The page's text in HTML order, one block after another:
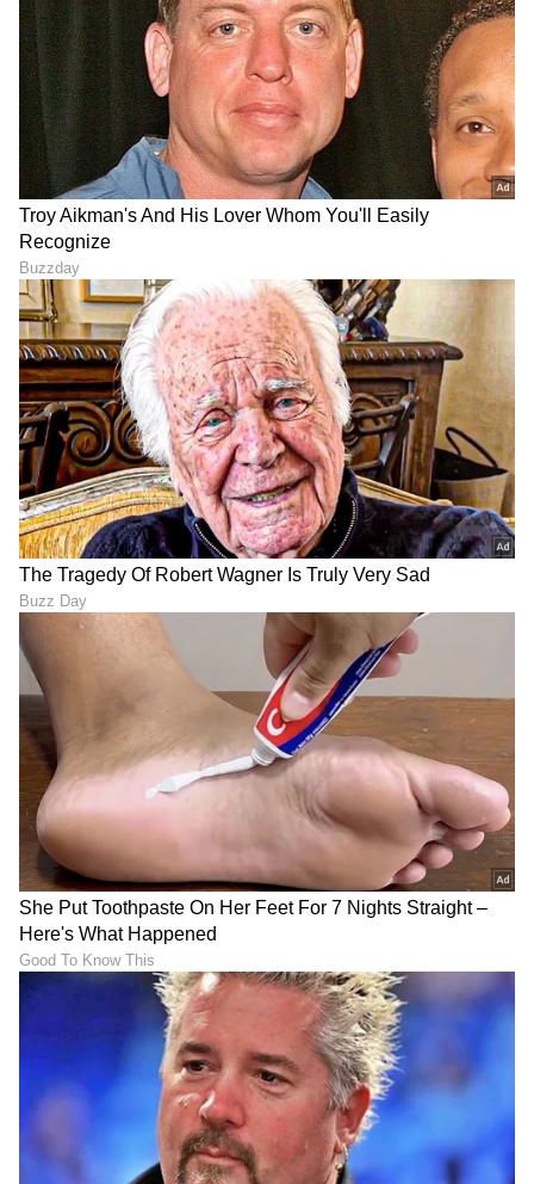
DOWNLOAD APP
RECOMMENDED STORIES
Vastu for wallet: ಪರ್ಸ್‌ನಲ್ಲಿ
ಈ ಫೋಟೋ ಇಟ್ಕೊಳ್ಳಿ, ಆ ವಸ್ತು
ಎಸೆದುಬಿಡಿ.. ಯಾಕೆಂದು ತಿಳ್ಕೊಳ್ಳಿ
ಕೈ-ಕಾಲಿಗೆ ಹಚ್ಚುವ ಮೆಹಂದಿ ಗಾಢ
ಬಣ್ಣ ಬರಬೇಕಾ? ಸುಲಭದ ಟಿಪ್ಸ್​
ವಾರದ ಈ 4 ದಿನ ತಪ್ಪಿಯೂ ತಲೆ
ಎಣ್ಣೆ ಹಚ್ಚಬೇಡಿ… ಹಚ್ಚಿದ್ರೋ
ಜೀವನ ಬರ್ಬಾದ್
ರಾಹುವಿನ ರಿವರ್ಸ್ ಆಟ ಶುರು,
ಮುಂದಿನ 8 ತಿಂಗಳು ಈ 5
ರಾಶಿಗಳಿಗೆ ಸಂಕಷ್ಟ ತಪ್ಪಿದ್ದಲ್ಲ
LATEST VIDEOS
"ರಾಜಕೀಯ ಬೇಡ, ಸಿನಿಮಾನೇ ಪ್ರಾಣ":
ಕನಕೋತ್ಸವದಲ್ಲಿ ರಿಷಬ್ ಶೆಟ್ಟಿ | Rishab
Shetty speech | Suvarna News
ಶೇ.50 ರಿಂದ ಶೇ.18 ಕ್ಕೆ TAX ಇಳಿಕೆ: ಮೋದಿ-
ಟ್ರಂಪ್ ಐತಿಹಾಸಿಕ ಒಪ್ಪಂದ | India US